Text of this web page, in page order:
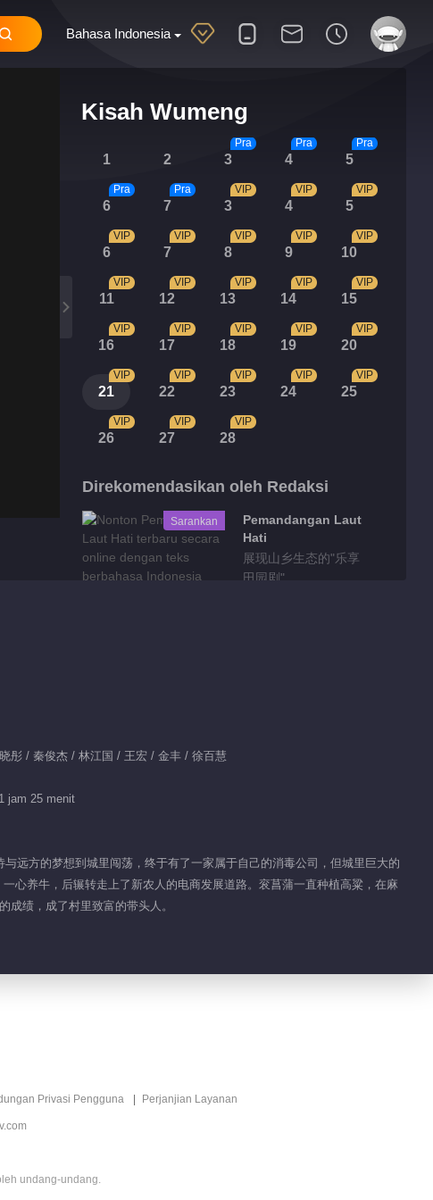
Bahasa Indonesia
Kisah Wumeng
1 2 3
Pra
4
Pra
5
Pra
6
Pra
7
Pra
3
VIP
4
VIP
5
VIP
6
VIP
7
VIP
8
VIP
9
VIP
10
VIP
11
VIP
12
VIP
13
VIP
14
VIP
15
VIP
16
VIP
17
VIP
18
VIP
19
VIP
20
VIP
21
VIP
22
VIP
23
VIP
24
VIP
25
VIP
26
VIP
27
VIP
28
VIP
Direkomendasikan oleh Redaksi
Sarankan
Pemandangan Laut
Hati
展现山乡生态的"乐享
田园剧"
Kisah Wumeng
彤 / 秦俊杰 / 林江国 / 王宏 / 金丰 / 徐百慧
jam 25 menit
远方的梦想到城里闯荡，终于有了一家属于自己的消毒公司，但城里巨大的
心养牛，后辗转走上了新农人的电商发展道路。衮菖蒲一直种植高粱，在麻
成绩，成了村里致富的带头人。
Privasi Pengguna Perjanjian Layanan
undang-undang.